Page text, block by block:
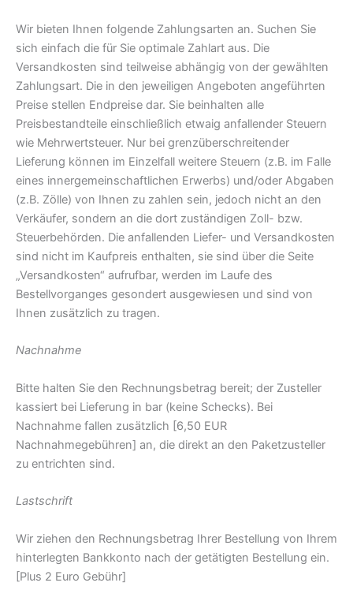
Wir bieten Ihnen folgende Zahlungsarten an. Suchen Sie
sich einfach die für Sie optimale Zahlart aus. Die
Versandkosten sind teilweise abhängig von der gewählten
Zahlungsart. Die in den jeweiligen Angeboten angeführten
Preise stellen Endpreise dar. Sie beinhalten alle
Preisbestandteile einschließlich etwaig anfallender Steuern
wie Mehrwertsteuer. Nur bei grenzüberschreitender
Lieferung können im Einzelfall weitere Steuern (z.B. im Falle
eines innergemeinschaftlichen Erwerbs) und/oder Abgaben
(z.B. Zölle) von Ihnen zu zahlen sein, jedoch nicht an den
Verkäufer, sondern an die dort zuständigen Zoll- bzw.
Steuerbehörden. Die anfallenden Liefer- und Versandkosten
sind nicht im Kaufpreis enthalten, sie sind über die Seite
„Versandkosten“ aufrufbar, werden im Laufe des
Bestellvorganges gesondert ausgewiesen und sind von
Ihnen zusätzlich zu tragen.
Nachnahme
Bitte halten Sie den Rechnungsbetrag bereit; der Zusteller
kassiert bei Lieferung in bar (keine Schecks). Bei
Nachnahme fallen zusätzlich [6,50 EUR
Nachnahmegebühren] an, die direkt an den Paketzusteller
zu entrichten sind.
Lastschrift
Wir ziehen den Rechnungsbetrag Ihrer Bestellung von Ihrem
hinterlegten Bankkonto nach der getätigten Bestellung ein.
[Plus 2 Euro Gebühr]